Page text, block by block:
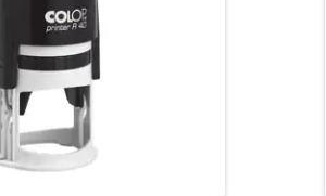
templid kasutamiseks
ja asutustes.
tooteid